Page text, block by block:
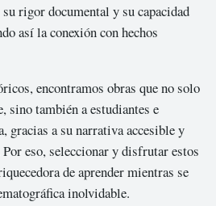
su rigor documental y su capacidad
así la conexión con hechos
encontramos obras que no solo
sino también a estudiantes e
gracias a su narrativa accesible y
eso, seleccionar y disfrutar estos
de aprender mientras se
inolvidable.